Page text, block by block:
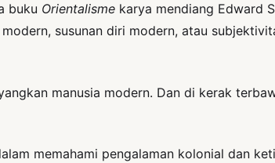
buku Orientalisme karya mendiang Edward
susunan diri modern, atau
manusia modern. Dan di kerak
memahami pengalaman kolonial dan